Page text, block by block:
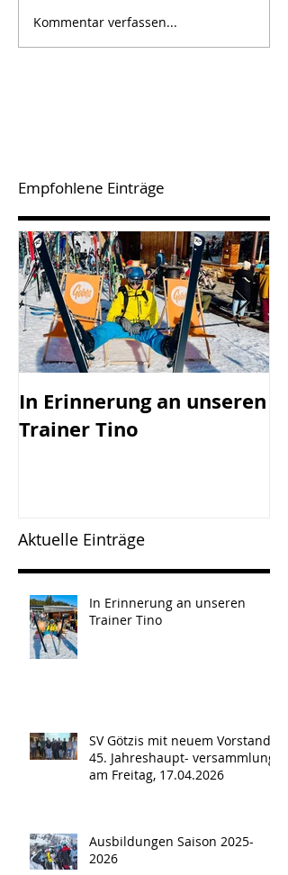
Kommentar verfassen...
Empfohlene Einträge
In Erinnerung an unseren
Trainer Tino
Aktuelle Einträge
In Erinnerung an unseren
Trainer Tino
SV Götzis mit neuem Vorstand -
45. Jahreshaupt- versammlung
am Freitag, 17.04.2026
Ausbildungen Saison 2025-
2026